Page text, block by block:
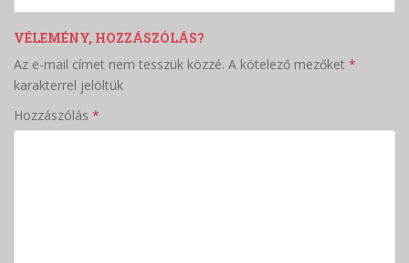
VÉLEMÉNY, HOZZÁSZÓLÁS?
Az e-mail címet nem tesszük közzé. A kötelező mezőket *
karakterrel jelöltük
Hozzászólás *